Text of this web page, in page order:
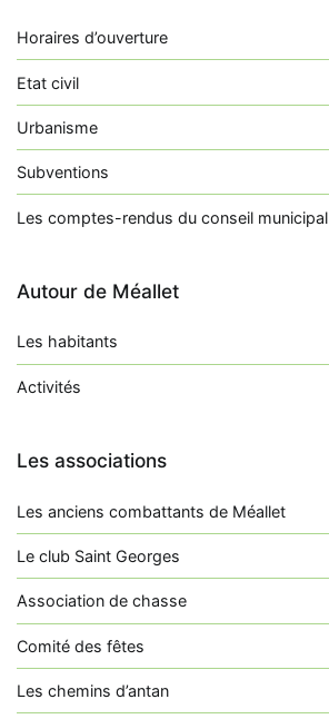
Horaires d’ouverture
Etat civil
Urbanisme
Subventions
Les comptes-rendus du conseil municipal
Autour de Méallet
Les habitants
Activités
Les associations
Les anciens combattants de Méallet
Le club Saint Georges
Association de chasse
Comité des fêtes
Les chemins d’antan